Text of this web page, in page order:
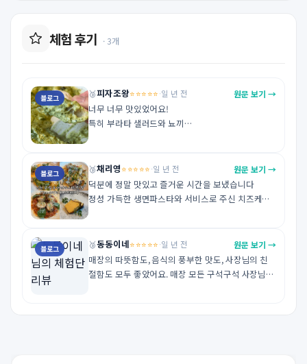
체험 후기 · 3개
블로그 🥉피자조왕⭐⭐⭐⭐⭐·일 년 전 원문 보기 →
너무 너무 맛있었어요!
특히 부라타 샐러드와 뇨끼
7885
블로그 🥉채리영⭐⭐⭐⭐⭐·일 년 전 원문 보기 →
덕분에 정말 맛있고 즐거운 시간을 보냈습니다
정성 가득한 생면파스타와 서비스로 주신 치즈케이
다ㅎㅎ
https://m.blog.naver.com/dlwlsee16/22396731
블로그 🥉동동이네⭐⭐⭐⭐⭐·일 년 전 원문 보기 →
매장의 따뜻함도, 음식의 풍부한 맛도, 사장님의 친
절함도 모두 좋았어요. 매장 모든 구석구석 사장님의
것 같아요. : ) 입소문내고 싶은 매장이라면 말 끝났